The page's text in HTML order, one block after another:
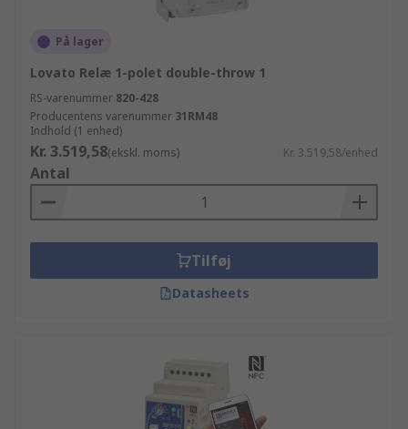
På lager
Lovato Relæ 1-polet double-throw 1
RS-varenummer 820-428
Producentens varenummer 31RM48
Indhold (1 enhed)
Kr. 3.519,58(ekskl. moms) Kr. 3.519,58/enhed
Antal
Tilføj
Datasheets